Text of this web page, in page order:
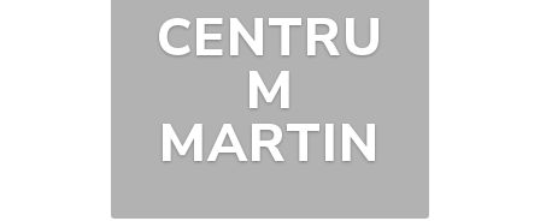
CENTRU
M
MARTIN